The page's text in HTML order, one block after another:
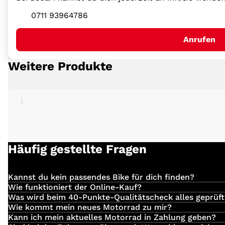
0711 93964786
Anrufen
Weitere Produkte
Häufig gestellte Fragen
Kannst du kein passendes Bike für dich finden?
Einfachhierklicken und deinen Suchauftrag für dein
Wie funktioniert der Online-Kauf?
Du hast dein Traum-Bike bei uns entdeckt?
Dann komm vorbei, setze dich telefonisch oder via E-
Was wird beim 40-Punkte-Qualitätscheck alles
Folgendes wird von uns überprüft:
Wie kommt mein neues Motorrad zu mir?
Die Anlieferung erfolgt direkt durch unsere eigenen
Kann ich mein aktuelles Motorrad in Zahlung geben?